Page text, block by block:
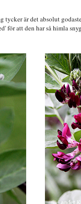
tycker är det absolut
för att den har så himla